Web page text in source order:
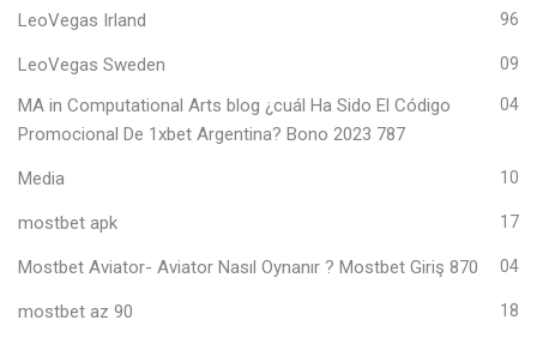
LeoVegas Irland 96
LeoVegas Sweden 09
MA in Computational Arts blog ¿cuál Ha Sido El Código
Promocional De 1xbet Argentina? Bono 2023 787
04
Media 10
mostbet apk 17
Mostbet Aviator- Aviator Nasıl Oynanır ? Mostbet Giriş 870 04
mostbet az 90 18